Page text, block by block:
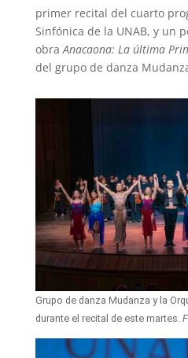
primer recital del cuarto
Sinfónica de la UNAB, y un
obraAnacaona: La última
del grupo de danza
Grupo de danza Mudanza y la
durante el recital de este martes.